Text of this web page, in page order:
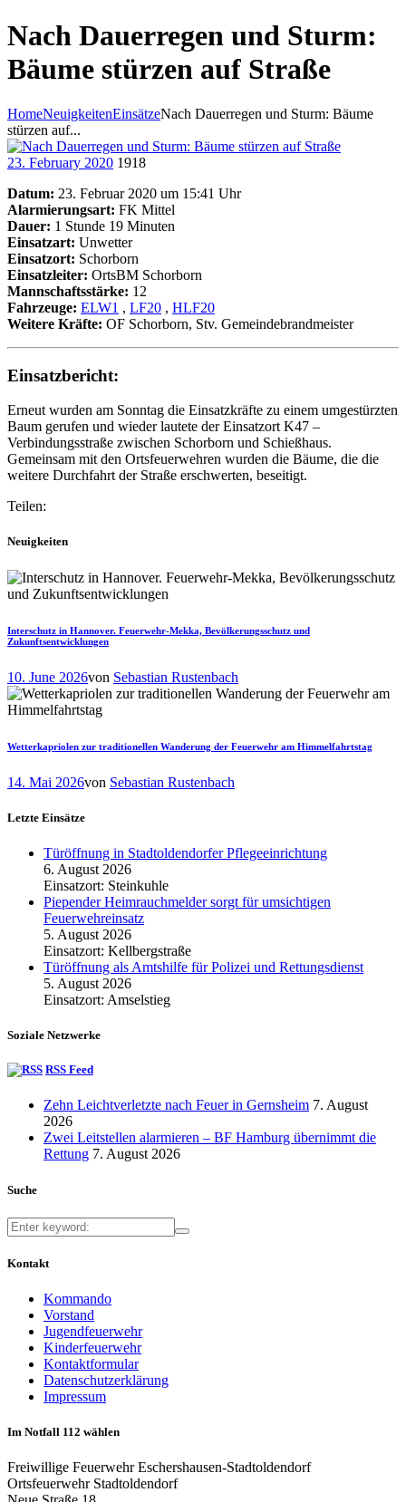
Nach Dauerregen und Sturm:
Bäume stürzen auf Straße
HomeNeuigkeitenEinsätzeNach Dauerregen und Sturm: Bäume
stürzen auf...
23. February 2020 1918
Datum: 23. Februar 2020 um 15:41 Uhr
Alarmierungsart: FK Mittel
Dauer: 1 Stunde 19 Minuten
Einsatzart: Unwetter
Einsatzort: Schorborn
Einsatzleiter: OrtsBM Schorborn
Mannschaftsstärke: 12
Fahrzeuge: ELW1 , LF20 , HLF20
Weitere Kräfte: OF Schorborn, Stv. Gemeindebrandmeister
Einsatzbericht:
Erneut wurden am Sonntag die Einsatzkräfte zu einem umgestürzten
Baum gerufen und wieder lautete der Einsatzort K47 –
Verbindungsstraße zwischen Schorborn und Schießhaus.
Gemeinsam mit den Ortsfeuerwehren wurden die Bäume, die die
weitere Durchfahrt der Straße erschwerten, beseitigt.
Teilen:
Neuigkeiten
Interschutz in Hannover. Feuerwehr-Mekka, Bevölkerungsschutz und
Zukunftsentwicklungen
10. June 2026von Sebastian Rustenbach
Wetterkapriolen zur traditionellen Wanderung der Feuerwehr am Himmelfahrtstag
14. Mai 2026von Sebastian Rustenbach
Letzte Einsätze
Türöffnung in Stadtoldendorfer Pflegeeinrichtung
6. August 2026
Einsatzort: Steinkuhle
Piepender Heimrauchmelder sorgt für umsichtigen
Feuerwehreinsatz
5. August 2026
Einsatzort: Kellbergstraße
Türöffnung als Amtshilfe für Polizei und Rettungsdienst
5. August 2026
Einsatzort: Amselstieg
Soziale Netzwerke
RSS Feed
Zehn Leichtverletzte nach Feuer in Gernsheim 7. August
2026
Zwei Leitstellen alarmieren – BF Hamburg übernimmt die
Rettung 7. August 2026
Suche
Kontakt
Kommando
Vorstand
Jugendfeuerwehr
Kinderfeuerwehr
Kontaktformular
Datenschutzerklärung
Impressum
Im Notfall 112 wählen
Freiwillige Feuerwehr Eschershausen-Stadtoldendorf
Ortsfeuerwehr Stadtoldendorf